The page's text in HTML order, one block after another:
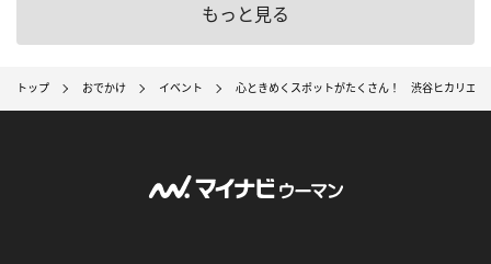
もっと見る
トップ おでかけ イベント 心ときめくスポットがたくさん！ 渋谷ヒカリエ